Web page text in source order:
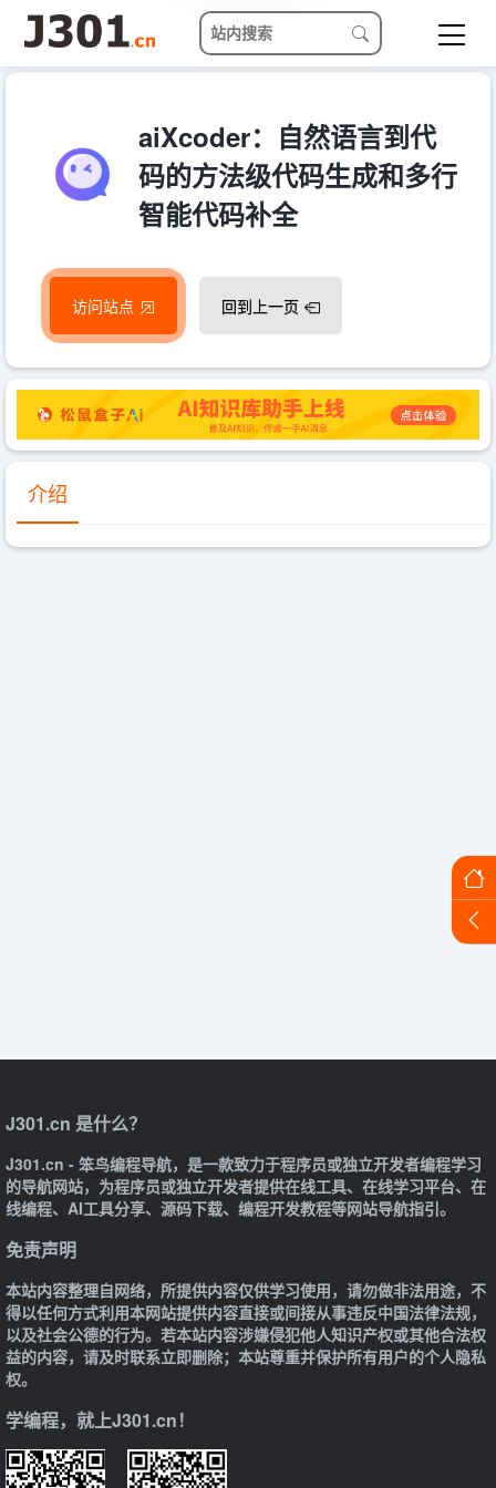
aiXcoder：自然语言到代
码的方法级代码生成和多行
智能代码补全
访问站点 回到上一页
介绍
J301.cn 是什么？
J301.cn - 笨鸟编程导航，是一款致力于程序员或独立开发者编程学习
的导航网站，为程序员或独立开发者提供在线工具、在线学习平台、在
线编程、AI工具分享、源码下载、编程开发教程等网站导航指引。
免责声明
本站内容整理自网络，所提供内容仅供学习使用，请勿做非法用途，不
得以任何方式利用本网站提供内容直接或间接从事违反中国法律法规，
以及社会公德的行为。若本站内容涉嫌侵犯他人知识产权或其他合法权
益的内容，请及时联系立即删除；本站尊重并保护所有用户的个人隐私
权。
学编程，就上J301.cn！